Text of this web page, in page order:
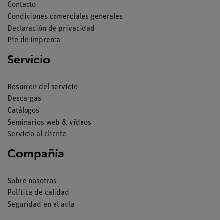
Contacto
Condiciones comerciales generales
Declaración de privacidad
Pie de imprenta
Servicio
Resumen del servicio
Descargas
Catálogos
Seminarios web & vídeos
Servicio al cliente
Compañía
Sobre nosotros
Política de calidad
Seguridad en el aula